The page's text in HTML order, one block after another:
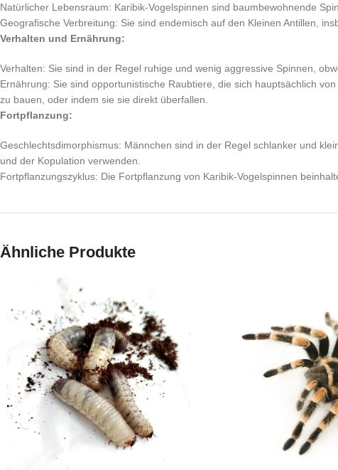
Natürlicher Lebensraum: Karibik-Vogelspinnen sind baumbewohnende
Geografische Verbreitung: Sie sind endemisch auf den Kleinen Antillen,
Verhalten und Ernährung:
Verhalten: Sie sind in der Regel ruhige und wenig aggressive Spinnen,
Ernährung: Sie sind opportunistische Raubtiere, die sich hauptsächlich
zu bauen, oder indem sie sie direkt überfallen.
Fortpflanzung:
Geschlechtsdimorphismus: Männchen sind in der Regel schlanker und
und der Kopulation verwenden.
Fortpflanzungszyklus: Die Fortpflanzung von Karibik-Vogelspinnen
Ähnliche Produkte